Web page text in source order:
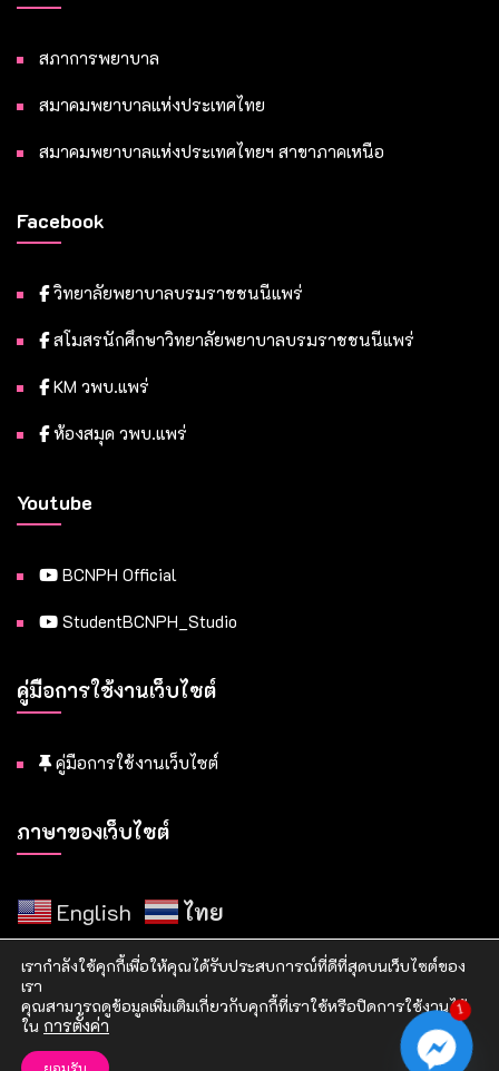
สภาการพยาบาล
สมาคมพยาบาลแห่งประเทศไทย
สมาคมพยาบาลแห่งประเทศไทยฯ สาขาภาคเหนือ
Facebook
วิทยาลัยพยาบาลบรมราชชนนีแพร่
สโมสรนักศึกษาวิทยาลัยพยาบาลบรมราชชนนีแพร่
KM วพบ.แพร่
ห้องสมุด วพบ.แพร่
Youtube
BCNPH Official
StudentBCNPH_Studio
คู่มือการใช้งานเว็บไซต์
คู่มือการใช้งานเว็บไซต์
ภาษาของเว็บไซต์
English ไทย
Copyright © 2021 วิทยาลัยพยาบาลบรมราชชนนี แพร่
เรากำลังใช้คุกกี้เพื่อให้คุณได้รับประสบการณ์ที่ดีที่สุดบนเว็บไซต์ของ
เรา
คุณสามารถดูข้อมูลเพิ่มเติมเกี่ยวกับคุกกี้ที่เราใช้หรือปิดการใช้งานได้
ใน การตั้งค่า 1